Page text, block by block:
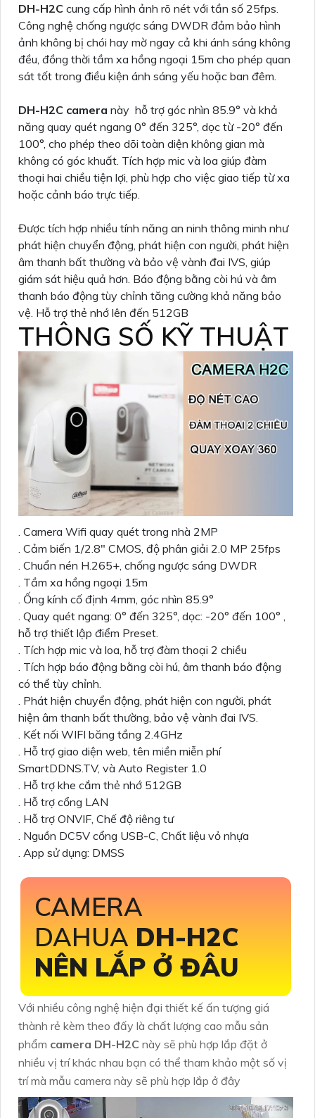
DH-H2C cung cấp hình ảnh rõ nét với tần số 25fps.
Công nghệ chống ngược sáng DWDR đảm bảo hình
ảnh không bị chói hay mờ ngay cả khi ánh sáng không
đều, đồng thời tầm xa hồng ngoại 15m cho phép quan
sát tốt trong điều kiện ánh sáng yếu hoặc ban đêm.
DH-H2C camera này hỗ trợ góc nhìn 85.9° và khả
năng quay quét ngang 0° đến 325°, dọc từ -20° đến
100°, cho phép theo dõi toàn diện không gian mà
không có góc khuất. Tích hợp mic và loa giúp đàm
thoại hai chiều tiện lợi, phù hợp cho việc giao tiếp từ xa
hoặc cảnh báo trực tiếp.
Được tích hợp nhiều tính năng an ninh thông minh như
phát hiện chuyển động, phát hiện con người, phát hiện
âm thanh bất thường và bảo vệ vành đai IVS, giúp
giám sát hiệu quả hơn. Báo động bằng còi hú và âm
thanh báo động tùy chỉnh tăng cường khả năng bảo
vệ. Hỗ trợ thẻ nhớ lên đến 512GB
THÔNG SỐ KỸ THUẬT
. Camera Wifi quay quét trong nhà 2MP
. Cảm biến 1/2.8" CMOS, độ phân giải 2.0 MP 25fps
. Chuẩn nén H.265+, chống ngược sáng DWDR
. Tầm xa hồng ngoại 15m
. Ống kính cố định 4mm, góc nhìn 85.9°
. Quay quét ngang: 0° đến 325°, dọc: -20° đến 100° ,
hỗ trợ thiết lập điểm Preset.
. Tích hợp mic và loa, hỗ trợ đàm thoại 2 chiều
. Tích hợp báo động bằng còi hú, âm thanh báo động
có thể tùy chỉnh.
. Phát hiện chuyển động, phát hiện con người, phát
hiện âm thanh bất thường, bảo vệ vành đai IVS.
. Kết nối WIFI băng tầng 2.4GHz
. Hỗ trợ giao diện web, tên miền miễn phí
SmartDDNS.TV, và Auto Register 1.0
. Hỗ trợ khe cắm thẻ nhớ 512GB
. Hỗ trợ cổng LAN
. Hỗ trợ ONVIF, Chế độ riêng tư
. Nguồn DC5V cổng USB-C, Chất liệu vỏ nhựa
. App sử dụng: DMSS
CAMERA
DAHUA DH-H2C
NÊN LẮP Ở ĐÂU
Với nhiều công nghệ hiện đại thiết kế ấn tượng giá
thành rẻ kèm theo đấy là chất lượng cao mẫu sản
phẩm camera DH-H2C này sẽ phù hợp lắp đặt ở
nhiều vị trí khác nhau bạn có thể tham khảo một số vị
trí mà mẫu camera này sẽ phù hợp lắp ở đây